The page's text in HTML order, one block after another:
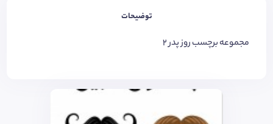
توضیحات
مجموعه برچسب روز پدر 2